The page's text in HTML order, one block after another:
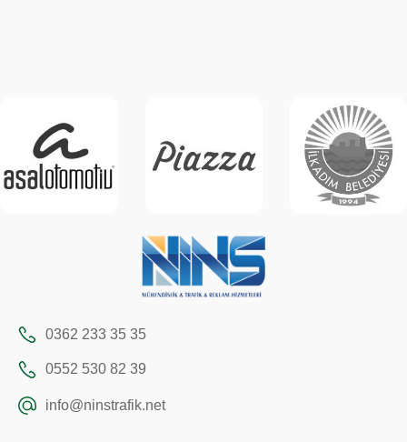
0362 233 35 35
0552 530 82 39
info@ninstrafik.net